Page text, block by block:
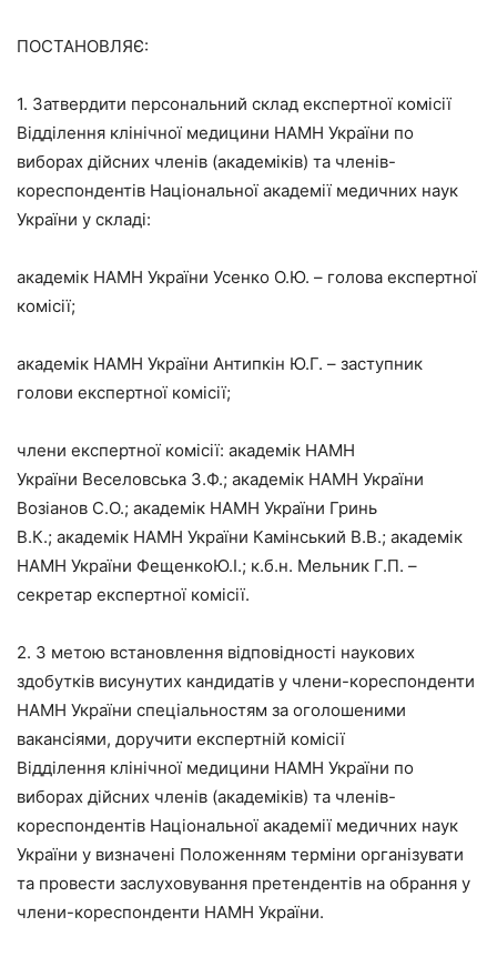
ПОСТАНОВЛЯЄ:
1. Затвердити персональний склад експертної комісії
Відділення клінічної медицини НАМН України по
виборах дійсних членів (академіків) та членів-
кореспондентів Національної академії медичних наук
України у складі:
академік НАМН України Усенко О.Ю. – голова експертної
комісії;
академік НАМН України Антипкін Ю.Г. – заступник
голови експертної комісії;
члени експертної комісії: академік НАМН
України Веселовська З.Ф.; академік НАМН України
Возіанов С.О.; академік НАМН України Гринь
В.К.; академік НАМН України Камінський В.В.; академік
НАМН України ФещенкоЮ.І.; к.б.н. Мельник Г.П. –
секретар експертної комісії.
2. З метою встановлення відповідності наукових
здобутків висунутих кандидатів у члени-кореспонденти
НАМН України спеціальностям за оголошеними
вакансіями, доручити експертній комісії
Відділення клінічної медицини НАМН України по
виборах дійсних членів (академіків) та членів-
кореспондентів Національної академії медичних наук
України у визначені Положенням терміни організувати
та провести заслуховування претендентів на обрання у
члени-кореспонденти НАМН України.